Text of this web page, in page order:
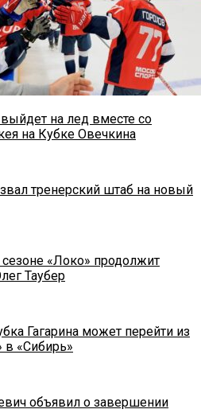
на лед вместе со
на Кубке Овечкина
тренерский штаб на новый
«Локо» продолжит
Таубер
Гагарина может перейти из
в «Сибирь»
объявил о завершении